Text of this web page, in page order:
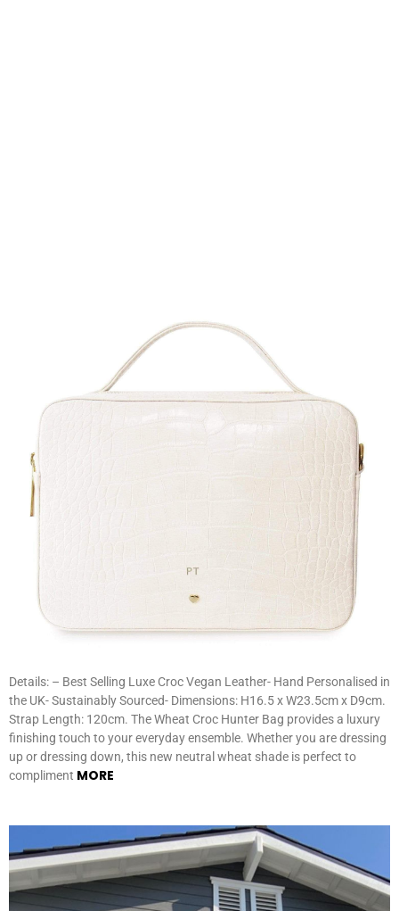
Details: – Best Selling Luxe Croc Vegan Leather- Hand Personalised in
the UK- Sustainably Sourced- Dimensions: H16.5 x W23.5cm x D9cm.
Strap Length: 120cm. The Wheat Croc Hunter Bag provides a luxury
finishing touch to your everyday ensemble. Whether you are dressing
up or dressing down, this new neutral wheat shade is perfect to
compliment MORE